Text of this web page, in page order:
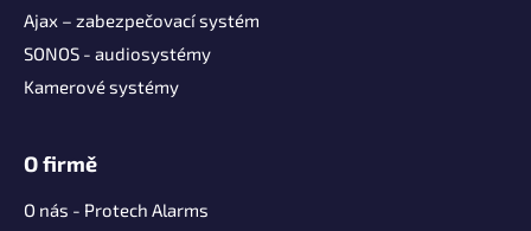
Ajax – zabezpečovací systém
SONOS - audiosystémy
Kamerové systémy
O firmě
O nás - Protech Alarms